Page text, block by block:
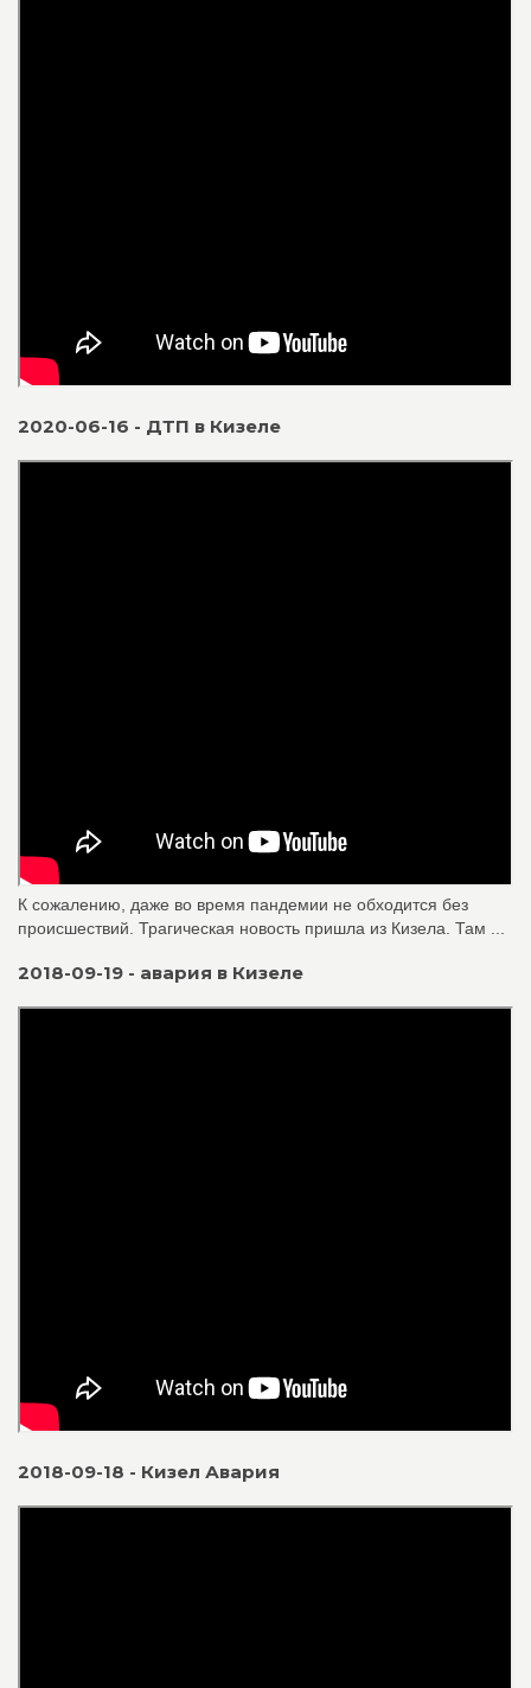
2020-06-16 - ДТП в Кизеле
К сожалению, даже во время пандемии не обходится без
происшествий. Трагическая новость пришла из Кизела. Там ...
2018-09-19 - авария в Кизеле
2018-09-18 - Кизел Авария